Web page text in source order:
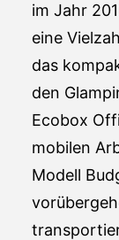
im Jahr
eine
das
den
Ecobox
mobilen
Modell